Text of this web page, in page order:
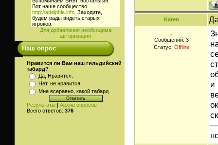
Для добавления необходима
авторизация
Наш опрос
Нравится ли Вам наш гильдийский
табард?
Да, Нравится.
Нет, не нравится.
Мне всеравно, какой табард.
Результаты | Архив опросов
Всего ответов: 376
Karen
-
Сообщений: 3
Статус: Offline
и
—